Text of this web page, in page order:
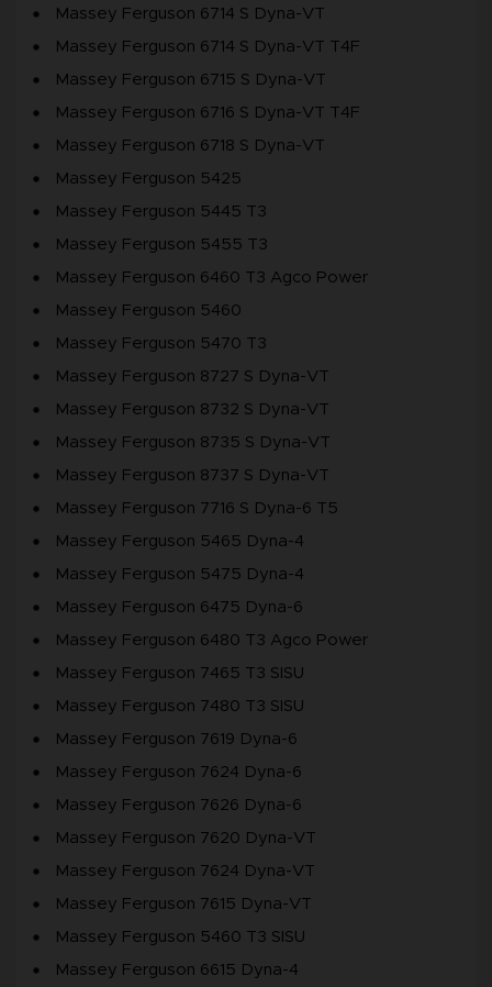
Massey Ferguson 6714 S Dyna-VT
Massey Ferguson 6714 S Dyna-VT T4F
Massey Ferguson 6715 S Dyna-VT
Massey Ferguson 6716 S Dyna-VT T4F
Massey Ferguson 6718 S Dyna-VT
Massey Ferguson 5425
Massey Ferguson 5445 T3
Massey Ferguson 5455 T3
Massey Ferguson 6460 T3 Agco Power
Massey Ferguson 5460
Massey Ferguson 5470 T3
Massey Ferguson 8727 S Dyna-VT
Massey Ferguson 8732 S Dyna-VT
Massey Ferguson 8735 S Dyna-VT
Massey Ferguson 8737 S Dyna-VT
Massey Ferguson 7716 S Dyna-6 T5
Massey Ferguson 5465 Dyna-4
Massey Ferguson 5475 Dyna-4
Massey Ferguson 6475 Dyna-6
Massey Ferguson 6480 T3 Agco Power
Massey Ferguson 7465 T3 SISU
Massey Ferguson 7480 T3 SISU
Massey Ferguson 7619 Dyna-6
Massey Ferguson 7624 Dyna-6
Massey Ferguson 7626 Dyna-6
Massey Ferguson 7620 Dyna-VT
Massey Ferguson 7624 Dyna-VT
Massey Ferguson 7615 Dyna-VT
Massey Ferguson 5460 T3 SISU
Massey Ferguson 6615 Dyna-4